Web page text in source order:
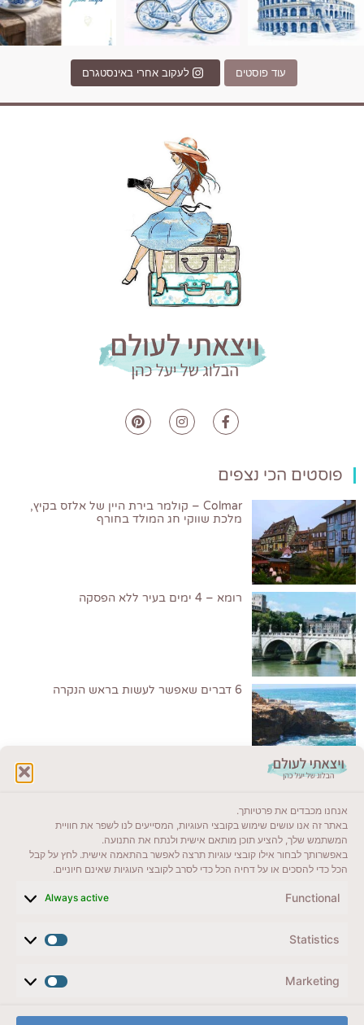
אנחנו מכבדים את פרטיותך.
באתר זה אנו עושים שימוש בקובצי העוגיות, המסייעים לנו לשפר את חוויית
המשתמש שלך, להציע תוכן מותאם אישית ולנתח את התנועה.
באפשרותך לבחור אילו קובצי עוגיות תרצה לאפשר בהתאמה אישית. לחץ על קבל
הכל כדי להסכים או על דחיה הכל כדי לסרב לקובצי העוגיות שאינם חיוניים.
Functional
Always active
Statistics
Marketing
עוד פוסטים לעקוב אחרי באינסטגרם
פוסטים הכי נצפים
Colmar – קולמר בירת היין של אלזס בקיץ,
מלכת שווקי חג המולד בחורף
רומא – 4 ימים בעיר ללא הפסקה
6 דברים שאפשר לעשות בראש הנקרה
ייעדים מומלצים
מדריכים ועזרים
לשליחת הודעת וואטסאפ
veyatsati.laolam@gmail.com